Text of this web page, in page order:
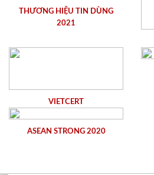
THƯƠNG HIỆU TIN DÙNG
2021
VIETCERT
ASEAN STRONG 2020